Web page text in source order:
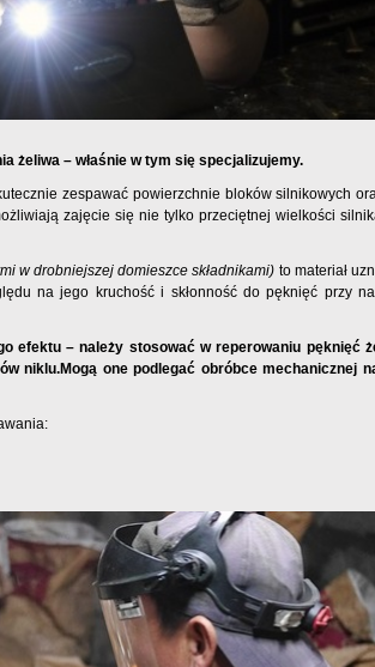
żeliwa – właśnie w tym się specjalizujemy.
zespawać powierzchnie bloków silnikowych
zajęcie się nie tylko przeciętnej wielkości
w drobniejszej domieszce składnikami) to materiał
na jego kruchość i skłonność do pęknięć przy
efektu – należy stosować w reperowaniu pęknięć
niklu.Mogą one podlegać obróbce mechanicznej